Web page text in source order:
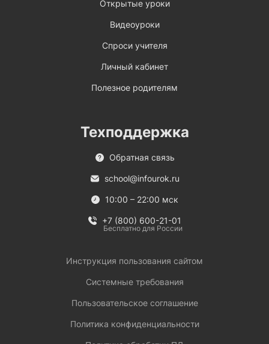
Открытые уроки
Видеоуроки
Спроси учителя
Личный кабинет
Полезное родителям
Техподдержка
Обратная связь
school@infourok.ru
10:00 – 22:00 мск
+7 (800) 600-21-01
Бесплатно для России
Инструкция пользования сайтом
Системные требования
Пользовательское соглашение
Политика конфиденциальности